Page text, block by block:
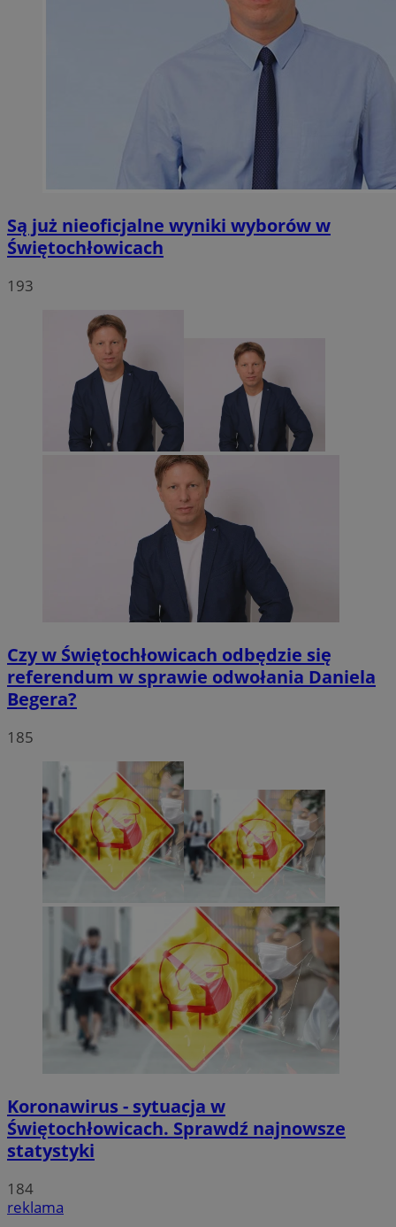
Są już nieoficjalne wyniki wyborów w
Świętochłowicach
193
Czy w Świętochłowicach odbędzie się
referendum w sprawie odwołania Daniela
Begera?
185
Koronawirus - sytuacja w
Świętochłowicach. Sprawdź najnowsze
statystyki
184
reklama